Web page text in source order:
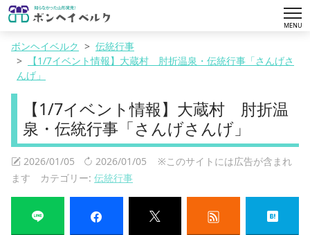
MENU
ボンヘイベルク
伝統行事
【1/7イベント情報】大蔵村 肘折温泉・伝統行事「さんげさ
んげ」
【1/7イベント情報】大蔵村 肘折温
泉・伝統行事「さんげさんげ」
2026/01/05 2026/01/05 ※このサイトには広告が含まれ
ます カテゴリー: 伝統行事